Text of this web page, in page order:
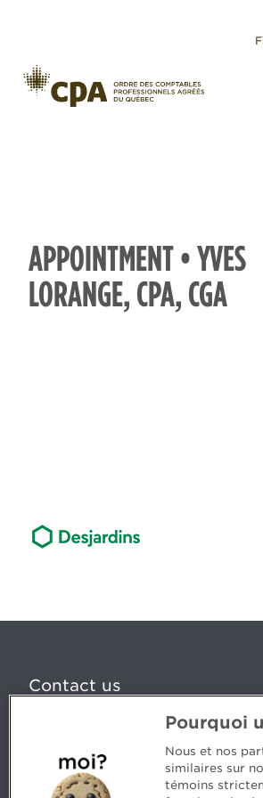
APPOINTMENT • YVES
LORANGE, CPA, CGA
Contact us
5, Place Ville Marie, bureau 800,
Questions? Ask our team >
Pourquoi
Nous et nos
similaires sur
témoins